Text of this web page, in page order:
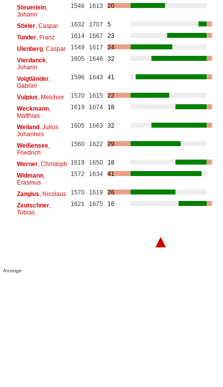
Steuerlein,
Johann
1546 1613 20
Stieler, Caspar 1632 1707
5
Tunder, Franz 1614 1667
23
Ulenberg, Caspar 1549 1617
24
Vierdanck,
Johann
1605 1646 32
Voigtländer,
Gabriel
1596 1643 41
Vulpius , Melchior 1570 1615
22
Weckmann,
Matthias
1619 1674 18
Weiland, Julius
Johannes
1605 1663 32
Weißensee,
Friedrich
1560 1622 29
Werner, Christoph 1619 1650
18
Widmann,
Erasmus
1572 1634 41
Zangius , Nicolaus 1570 1619
26
Zeutschner,
Tobias
1621 1675 16
▲
Anzeige